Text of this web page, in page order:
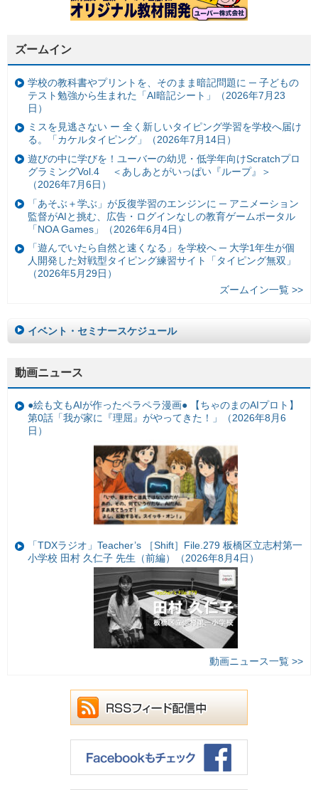
ズームイン
学校の教科書やプリントを、そのまま暗記問題に ─ 子どもの
テスト勉強から生まれた「AI暗記シート」（2026年7月23
日）
ミスを見逃さない ー 全く新しいタイピング学習を学校へ届け
る。「カケルタイピング」（2026年7月14日）
遊びの中に学びを！ユーバーの幼児・低学年向けScratchプロ
グラミングVol.4 ＜あしあとがいっぱい『ループ』＞
（2026年7月6日）
「あそぶ＋学ぶ」が反復学習のエンジンに ─ アニメーション
監督がAIと挑む、広告・ログインなしの教育ゲームポータル
「NOA Games」（2026年6月4日）
「遊んでいたら自然と速くなる」を学校へ ─ 大学1年生が個
人開発した対戦型タイピング練習サイト「タイピング無双」
（2026年5月29日）
ズームイン一覧 >>
イベント・セミナースケジュール
動画ニュース
●絵も文もAIが作ったペラペラ漫画● 【ちゃのまのAIプロト】
第0話「我が家に『理屈』がやってきた！」（2026年8月6
日）
「TDXラジオ」Teacher’s ［Shift］File.279 板橋区立志村第一
小学校 田村 久仁子 先生（前編）（2026年8月4日）
動画ニュース一覧 >>